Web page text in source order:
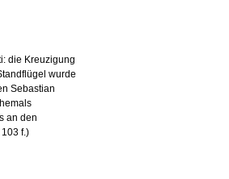
die Kreuzigung
wurde
Sebastian
an den
103 f.)